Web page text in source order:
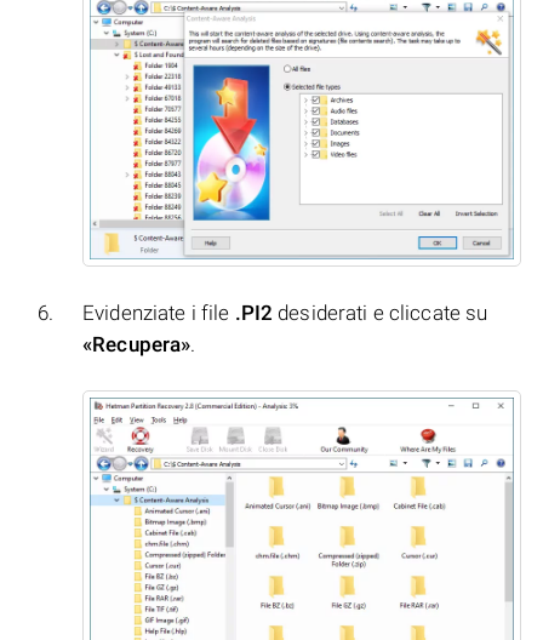
Evidenziate i file .PI2 desiderati e cliccate su
«Recupera».